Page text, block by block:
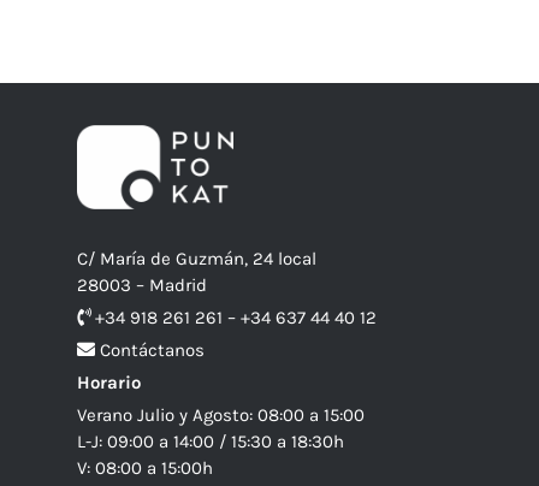
C/ María de Guzmán, 24 local
28003 – Madrid
+34 918 261 261 – +34 637 44 40 12
Contáctanos
Horario
Verano Julio y Agosto: 08:00 a 15:00
L-J: 09:00 a 14:00 / 15:30 a 18:30h
V: 08:00 a 15:00h